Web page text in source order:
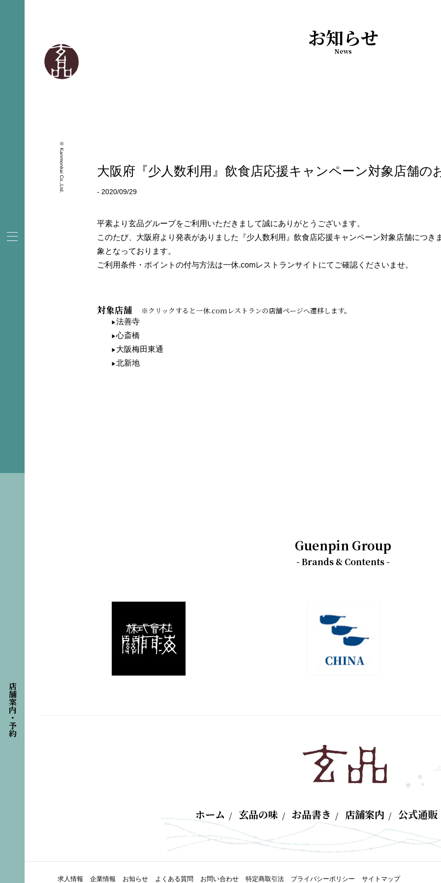
店舗案内・予約
© Kanmonkai Co.,Ltd.
お知らせ
News
大阪府『少人数利用』飲食店応援キャンペーン対象店舗の
- 2020/09/29
平素より玄品グループをご利用いただきまして誠にありがとうございます。
このたび、大阪府より発表がありました『少人数利用』飲食店応援キャンペーン対象店舗につき
象となっております。
ご利用条件・ポイントの付与方法は一休.comレストランサイトにてご確認くださいませ。
対象店舗 ※クリックすると一休.comレストランの店舗ページへ遷移します。
法善寺
心斎橋
大阪梅田東通
北新地
Guenpin Group
- Brands & Contents -
ホーム 玄品の味 お品書き 店舗案内 公式通販
求人情報 企業情報 お知らせ よくある質問 お問い合わせ 特定商取引法 プライバシーポリシー サイトマップ